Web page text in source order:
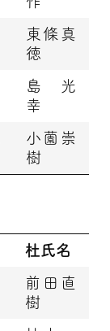
東條真
徳
島 光
幸
小薗崇
樹
杜氏名
前田直
樹